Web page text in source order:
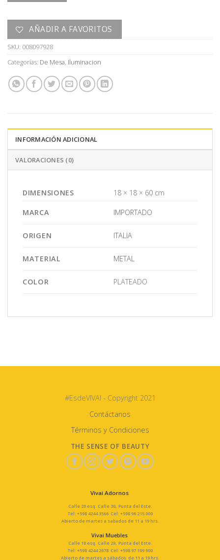
AÑADIR A FAVORITOS
SKU: 008097928
Categorías: De Mesa, Iluminacion
INFORMACIÓN ADICIONAL
VALORACIONES (0)
DIMENSIONES 18 × 18 × 60 cm
MARCA IMPORTADO
ORIGEN ITALIA
MATERIAL METAL
COLOR PLATEADO
#EsdeVIVAI - Copyright 2021
Contáctanos
Términos y Condiciones
THE SENSE OF BEAUTY
Vivai Adornos
Calle 20 esq. Calle 30, Punta del Este.
Tel: +598 4244 3566 Cel: +598 96 215 000
Abierto de martes a sabados de 11 a 19 hrs.
Vivai Muebles
Calle 18 esq. Calle 29, Punta del Este.
Tel: +598 4244 2678 Cel: +598 97 109 900
Abierto de martes a sábados de 11 a 19 hrs.